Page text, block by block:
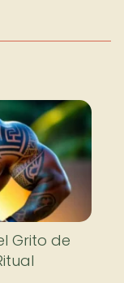
Grito de